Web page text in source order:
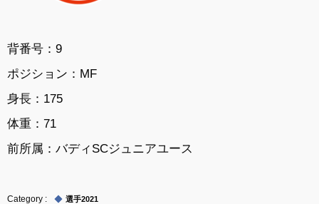
背番号：9
ポジション：MF
身長：175
体重：71
前所属：バディSCジュニアユース
選手2021